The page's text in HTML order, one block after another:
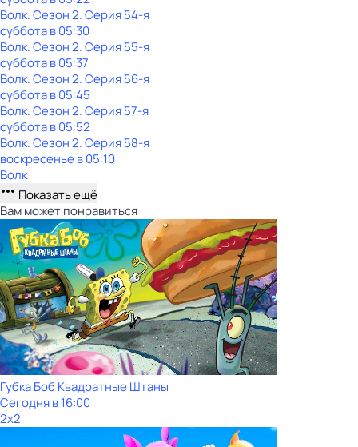
Волк. Сезон 2. Серия 54-я
субботав05:30
Волк. Сезон 2. Серия 55-я
субботав05:37
Волк. Сезон 2. Серия 56-я
субботав05:45
Волк. Сезон 2. Серия 57-я
субботав05:52
Волк. Сезон 2. Серия 58-я
воскресенье в05:10
Волк
Показать ещё
Вам может понравиться
Губка Боб Квадратные Штаны
Сегодня в 16:00
2x2